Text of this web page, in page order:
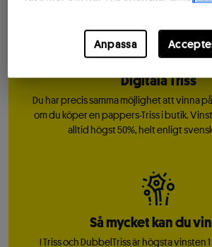
Digitala Triss
Du har precis samma möjlighet att vinna
om du köper en pappers-Triss i butik.
alltid högst 50%, helt enligt
Så mycket kan du
I Triss och DubbelTriss är högsta vinsten
Anpassa